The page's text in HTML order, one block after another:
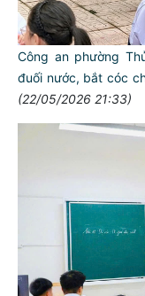
Công an phường
đuối nước, bắt cóc
(22/05/2026 21:33)